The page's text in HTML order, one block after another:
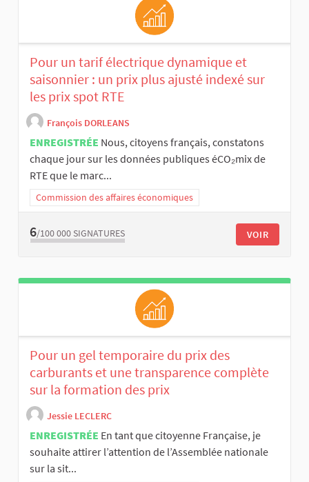
Pour un tarif électrique dynamique et
saisonnier : un prix plus ajusté indexé sur
les prix spot RTE
François DORLEANS
ENREGISTRÉE Nous, citoyens français, constatons
chaque jour sur les données publiques éCO₂mix de
RTE que le marc...
Commission des affaires économiques
6/100 000 SIGNATURES VOIR
Pour un gel temporaire du prix des
carburants et une transparence complète
sur la formation des prix
Jessie LECLERC
ENREGISTRÉE En tant que citoyenne Française, je
souhaite attirer l’attention de l’Assemblée nationale
sur la sit...